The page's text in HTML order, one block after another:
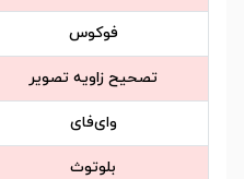
فوکوس
تصحیح زاویه تصویر
وای‌فای
بلوتوث